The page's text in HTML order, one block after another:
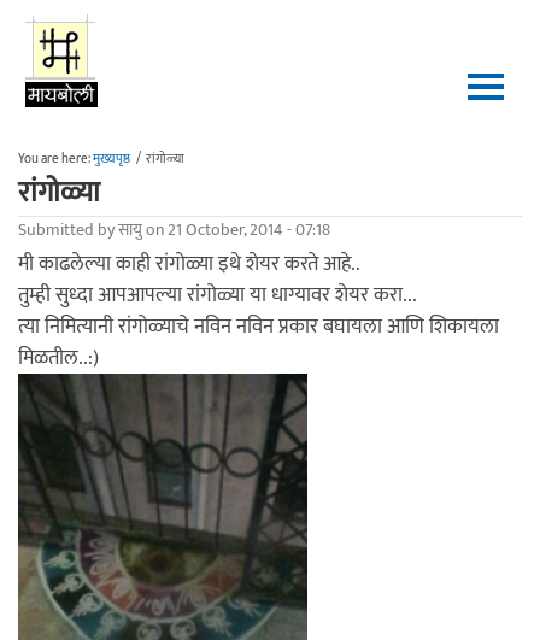
Skip to main content
You are here:मुख्यपृष्ठ / रांगोळ्या
रांगोळ्या
Submitted byसायुon 21 October, 2014 - 07:18
मी काढलेल्या काही रांगोळ्या इथे शेयर करते आहे..
तुम्ही सुध्दा आपआपल्या रांगोळ्या या धाग्यावर शेयर करा...
त्या निमित्यानी रांगोळ्याचे नविन नविन प्रकार बघायला आणि शिकायला
मिळतील..:)